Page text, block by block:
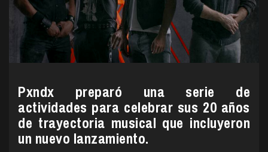
Pxndx preparó una serie de
actividades para celebrar sus 20 años
de trayectoria musical que incluyeron
un nuevo lanzamiento.